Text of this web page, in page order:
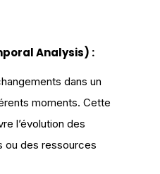
Analysis) :
dans un
moments. Cette
l’évolution des
ou des ressources